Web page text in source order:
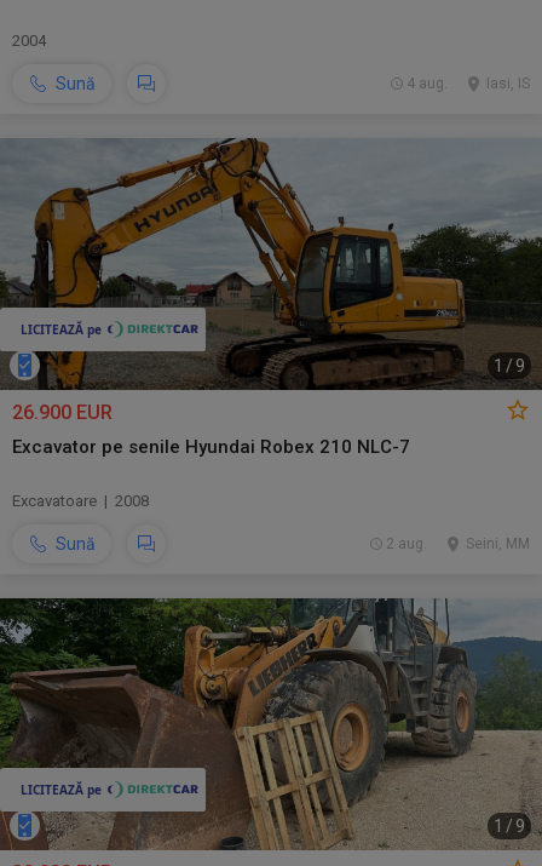
2004
Sună Iasi, IS
4 aug.
1 /9
26.900 EUR
Excavator pe senile Hyundai Robex 210 NLC-7
Excavatoare | 2008
Sună Seini, MM
2 aug.
1 /9